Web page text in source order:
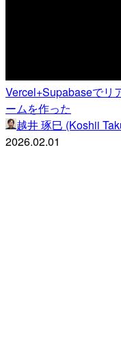
Vercel+Supabaseでリ
ームを作った
越井 琢巳 (Koshii
2026.02.01